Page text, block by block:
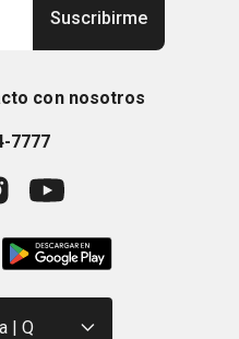
Suscribirme
con nosotros
7777
| Q